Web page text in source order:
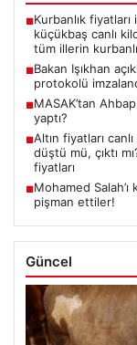
■Kurbanlık
küçükbaş canlı
tüm illerin
■Bakan Işıkhan
protokolü
■MASAK’tan
yaptı?
■Altın fiyatları
düştü mü, çıktı
fiyatları
■Mohamed Salah’ı
pişman ettiler!
Güncel